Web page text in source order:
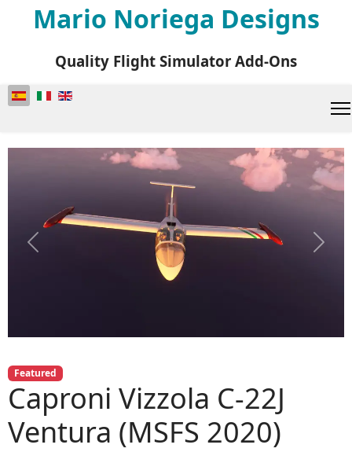
Mario Noriega Designs
Quality Flight Simulator Add-Ons
Seleccione su idioma
Previous Next
Featured
Caproni Vizzola C-22J
Ventura (MSFS 2020)